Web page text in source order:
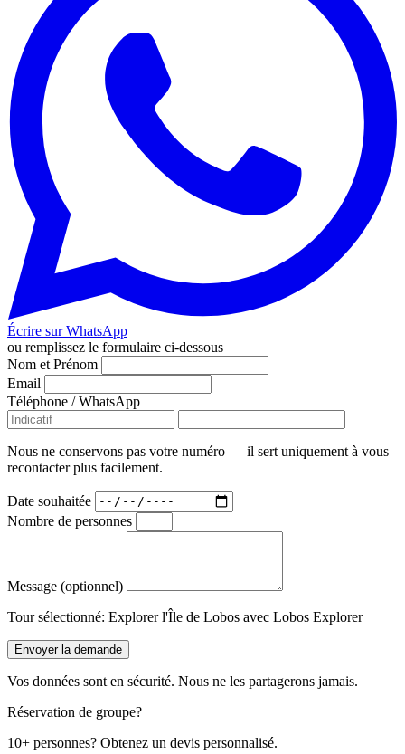
Écrire sur WhatsApp
ou remplissez le formulaire ci-dessous
Nom et Prénom
Email
Téléphone / WhatsApp
Nous ne conservons pas votre numéro — il sert uniquement à vous
recontacter plus facilement.
Date souhaitée
Nombre de personnes
Message (optionnel)
Tour sélectionné: Explorer l'Île de Lobos avec Lobos Explorer
Envoyer la demande
Vos données sont en sécurité. Nous ne les partagerons jamais.
Réservation de groupe?
10+ personnes? Obtenez un devis personnalisé.